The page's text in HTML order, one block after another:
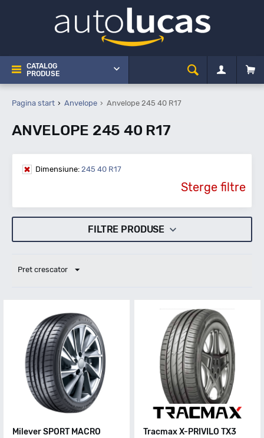
CATALOG
PRODUSE
Pagina start Anvelope Anvelope 245 40 R17
ANVELOPE 245 40 R17
Dimensiune: 245 40 R17
Sterge filtre
FILTRE PRODUSE
Pret crescator
Milever SPORT MACRO
Tracmax X-PRIVILO TX3